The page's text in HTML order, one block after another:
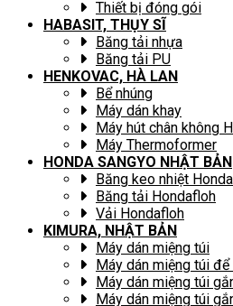
Thiết bị đóng gói
HABASIT, THỤY SĨ
Băng tải nhựa
Băng tải PU
HENKOVAC, HÀ LAN
Bể nhúng
Máy dán khay
Máy hút chân không
Máy Thermoformer
HONDA SANGYO NHẬT BẢN
Băng keo nhiệt
Băng tải Hondafloh
Vải Hondafloh
KIMURA, NHẬT BẢN
Máy dán miệng túi
Máy dán miệng túi để
Máy dán miệng túi
Máy dán miệng túi